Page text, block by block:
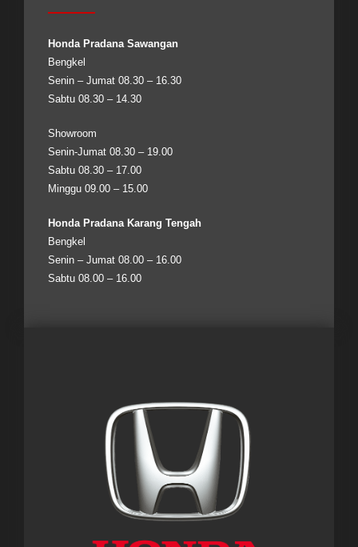
Honda Pradana Sawangan
Bengkel
Senin – Jumat 08.30 – 16.30
Sabtu 08.30 – 14.30
Showroom
Senin-Jumat 08.30 – 19.00
Sabtu 08.30 – 17.00
Minggu 09.00 – 15.00
Honda Pradana Karang Tengah
Bengkel
Senin – Jumat 08.00 – 16.00
Sabtu 08.00 – 16.00